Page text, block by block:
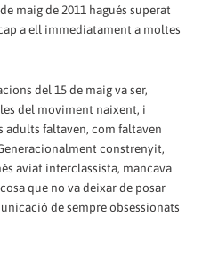
maig de 2011 hagués superat
a ell immediatament a moltes
del 15 de maig va ser,
del moviment naixent, i
adults faltaven, com faltaven
constrenyit,
aviat interclassista, mancava
que no va deixar de posar
de sempre obsessionats